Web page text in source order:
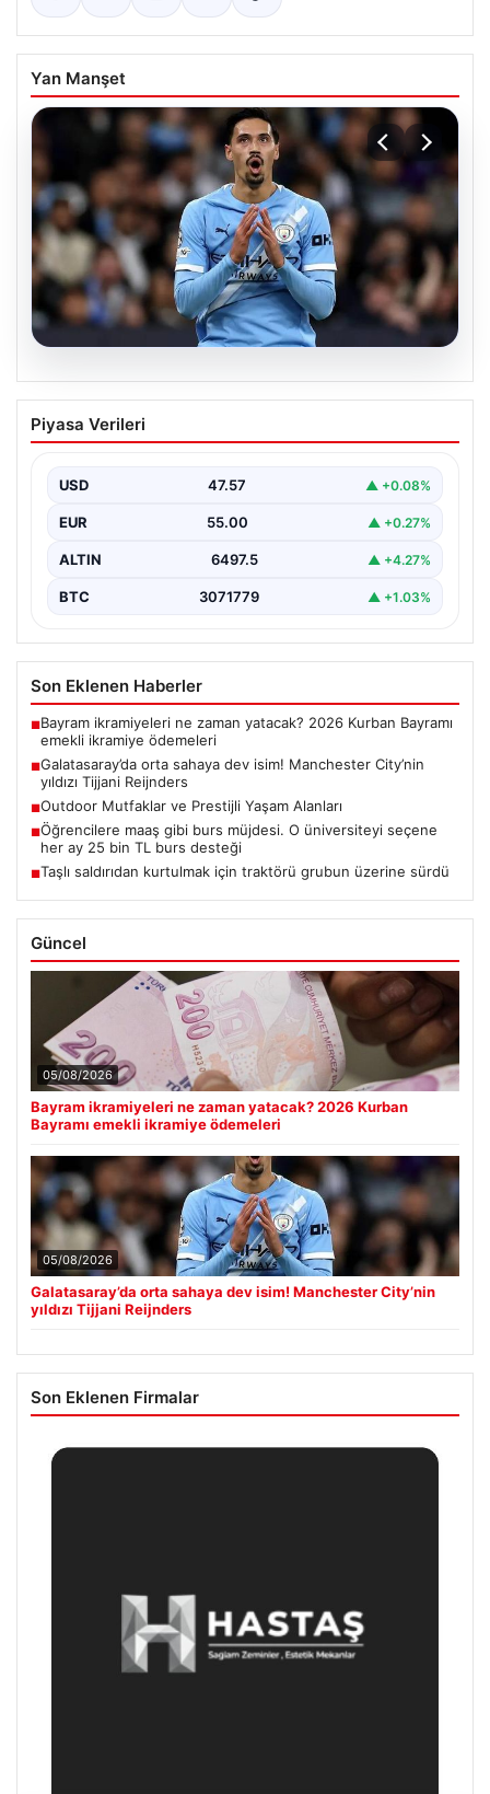
Yan Manşet
05.08.2026
Galatasaray’da orta sahaya dev isim!
Manchester City’nin yıldızı Tijjani
{"title": "Galatasaray Orta Sahaya Dev Transferle
Reijnders"}, "content": "Yaz…
Piyasa Verileri
USD 47.57 ▲ +0.08%
EUR 55.00 ▲ +0.27%
ALTIN 6497.5 ▲ +4.27%
BTC 3071779 ▲ +1.03%
Son Eklenen Haberler
■Bayram ikramiyeleri ne zaman yatacak? 2026 Kurban Bayramı
emekli ikramiye ödemeleri
■Galatasaray’da orta sahaya dev isim! Manchester City’nin
yıldızı Tijjani Reijnders
■Outdoor Mutfaklar ve Prestijli Yaşam Alanları
■Öğrencilere maaş gibi burs müjdesi. O üniversiteyi seçene
her ay 25 bin TL burs desteği
■Taşlı saldırıdan kurtulmak için traktörü grubun üzerine sürdü
Güncel
05/08/2026
Bayram ikramiyeleri ne zaman yatacak? 2026 Kurban
Bayramı emekli ikramiye ödemeleri
05/08/2026
Galatasaray’da orta sahaya dev isim! Manchester City’nin
yıldızı Tijjani Reijnders
Son Eklenen Firmalar